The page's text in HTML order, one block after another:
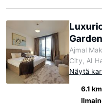
Garden
Ajmal
City, Al
Näytä
6.1 km